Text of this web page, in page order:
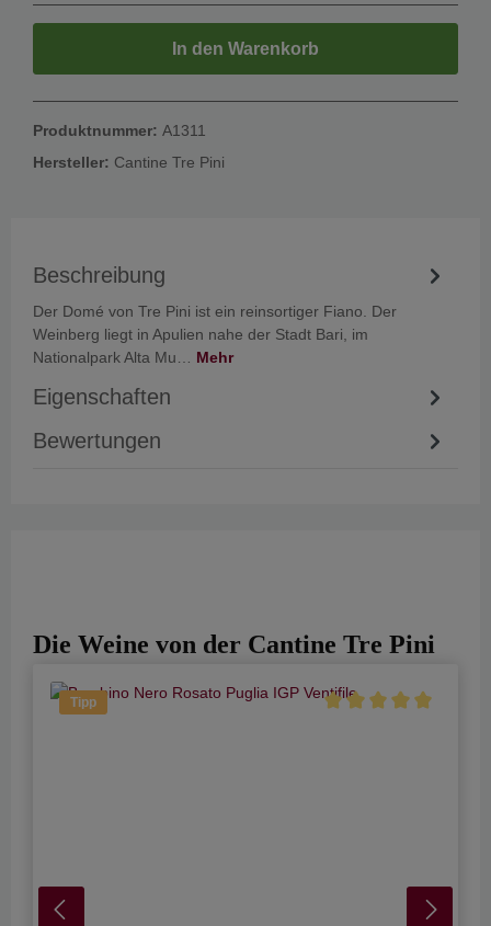
In den Warenkorb
Produktnummer: A1311
Hersteller: Cantine Tre Pini
Beschreibung
Der Domé von Tre Pini ist ein reinsortiger Fiano. Der
Weinberg liegt in Apulien nahe der Stadt Bari, im
Nationalpark Alta Mu… Mehr
Eigenschaften
Bewertungen
Die Weine von der Cantine Tre Pini
Tipp